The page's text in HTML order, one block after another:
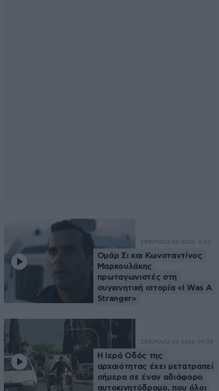
ΣΙΝΕΜΑ22·04·2026 11:42
Ομάρ Σι και Κωνσταντίνος
Μαρκουλάκης
πρωταγωνιστές στη
συγκινητική ιστορία «I Was A
Stranger»
ΣΙΝΕΜΑ22·04·2026 09:58
Η Ιερά Οδός της
αρχαιότητας έχει μετατραπεί
σήμερα σε έναν αδιάφορο
αυτοκινητόδρομο, που όλοι